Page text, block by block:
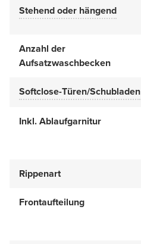
Stehend oder hängend
Anzahl der
Aufsatzwaschbecken
Softclose-Türen/Schubladen
Inkl. Ablaufgarnitur
Rippenart
Frontaufteilung